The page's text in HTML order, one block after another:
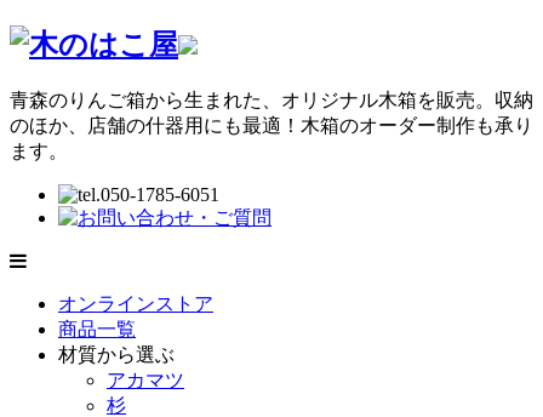
青森のりんご箱から生まれた、オリジナル木箱を販売。収納
のほか、店舗の什器用にも最適！木箱のオーダー制作も承り
ます。
オンラインストア
商品一覧
材質から選ぶ
アカマツ
杉